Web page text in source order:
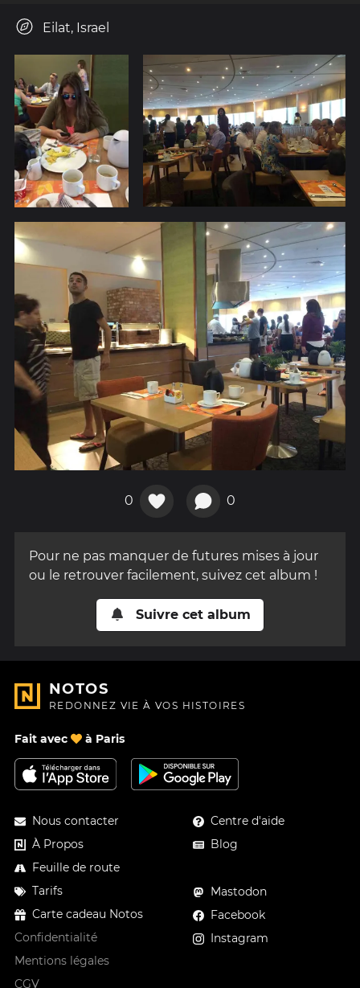
Eilat, Israel
0 0
Pour ne pas manquer de futures mises à jour
ou le retrouver facilement, suivez cet album !
Suivre cet album
NOTOS
REDONNEZ VIE À VOS HISTOIRES
Fait avec à Paris
Nous contacter
À Propos
Feuille de route
Tarifs
Carte cadeau Notos
Confidentialité
Mentions légales
CGV
Centre d'aide
Blog
Mastodon
Facebook
Instagram